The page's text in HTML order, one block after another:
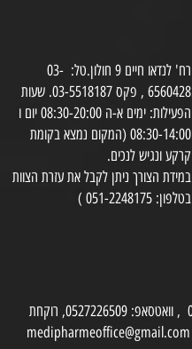
רח' לנדאו חיים 9 חולון.טל: 03-
6560428 , פקס 03-5518187. שעות
הפעילות: ימים א-ה 08:30-20:00 יום ו
08:30-14:00 (המקום נמצא בקומת
קרקע ונגיש לנכים.
במידת הצורך ניתן לקבל את עזרת הצוות
בטלפון: 051-2248175 )
לייעוץ עם רוקח נא לחייג למס' 03-6560428 , וואטסאפ: 0527226509, רוקחת